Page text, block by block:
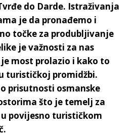
do Darde. Istraživanja
je da pronađemo i
točke za produbljivanje
je važnosti za nas
most prolazio i kako to
turističkoj promidžbi.
prisutnosti osmanske
što je temelj za
povijesno turističkom